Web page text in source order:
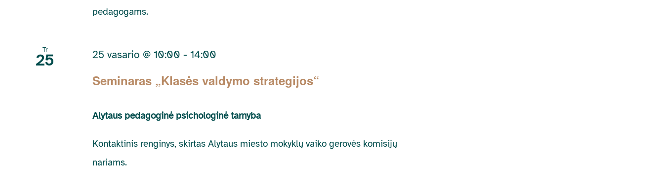
pedagogams.
Tr
25
Seminaras „Klasės valdymo strategijos“
25 vasario @ 10:00 -14:00
Alytaus pedagoginė psichologinė tarnyba
Kontaktinis renginys, skirtas Alytaus miesto mokyklų vaiko gerovės komisijų
nariams.